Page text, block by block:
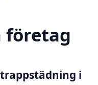
företag
trappstädning i